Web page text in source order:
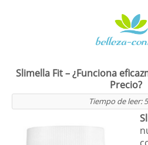
Slimella Fit – ¿Funciona
Precio?
Tiempo de leer:5